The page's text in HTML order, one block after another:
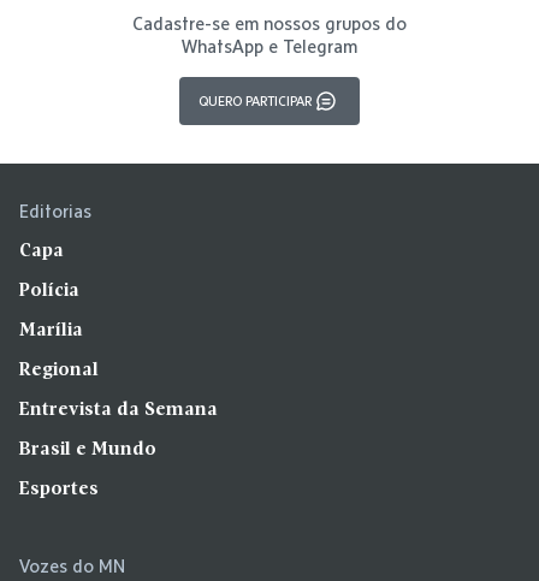
Cadastre-se em nossos grupos do
WhatsApp e Telegram
QUERO PARTICIPAR
Editorias
Capa
Polícia
Marília
Regional
Entrevista da Semana
Brasil e Mundo
Esportes
Vozes do MN